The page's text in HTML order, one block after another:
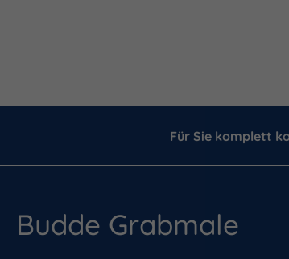
Für Sie komplett
Budde Grabmale